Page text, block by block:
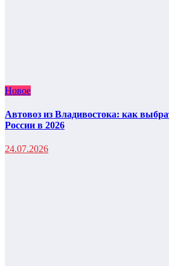
Новое
Автовоз из Владивостока: как
России в 2026
24.07.2026